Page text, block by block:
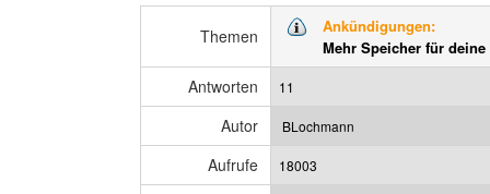
t
z
t
Themen
Ankündigungen:
Mehr Speicher für
Antworten 11
Autor BLochmann
Aufrufe 18003